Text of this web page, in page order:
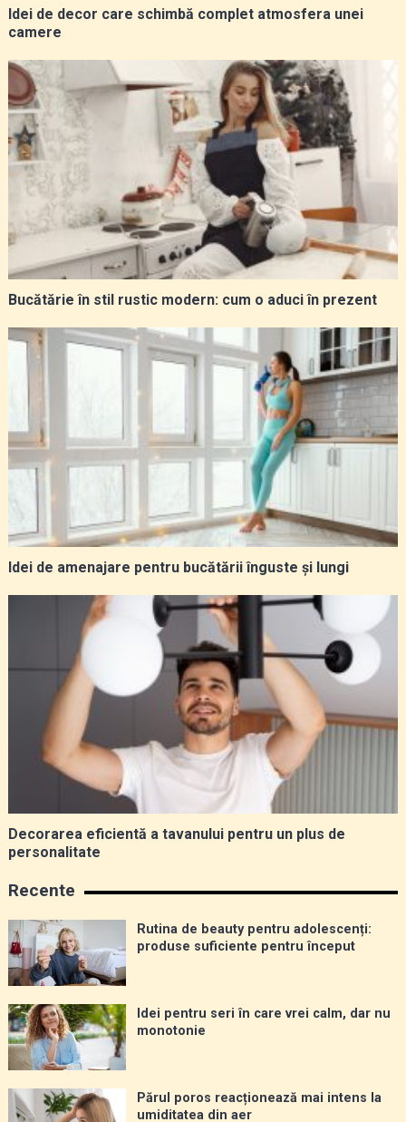
Idei de decor care schimbă complet atmosfera unei
camere
Bucătărie în stil rustic modern: cum o aduci în prezent
Idei de amenajare pentru bucătării înguste și lungi
Decorarea eficientă a tavanului pentru un plus de
personalitate
Recente
Rutina de beauty pentru adolescenți:
produse suficiente pentru început
Idei pentru seri în care vrei calm, dar nu
monotonie
Părul poros reacționează mai intens la
umiditatea din aer